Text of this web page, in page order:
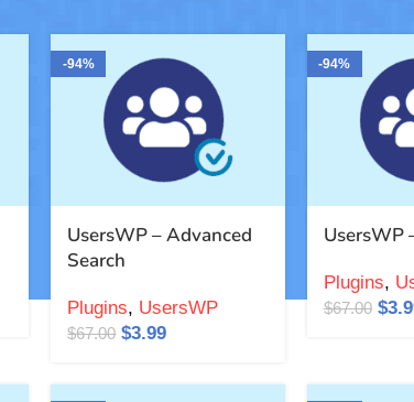
-94%
UsersWP – Advanced
Search
Plugins, UsersWP
$67.00 $3.99
-94%
UsersWP
Plugins,
$67.00 $